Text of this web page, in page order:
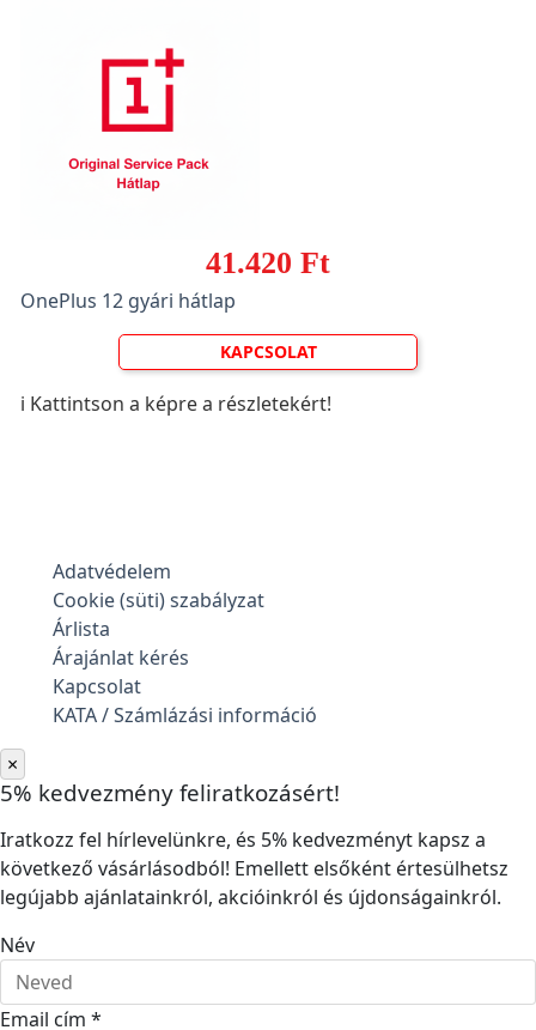
41.420 Ft
OnePlus 12 gyári hátlap
KAPCSOLAT
ℹ️ Kattintson a képre a részletekért!
Adatvédelem
Cookie (süti) szabályzat
Árlista
Árajánlat kérés
Kapcsolat
KATA / Számlázási információ
×
5% kedvezmény feliratkozásért!
Iratkozz fel hírlevelünkre, és 5% kedvezményt kapsz a
következő vásárlásodból! Emellett elsőként értesülhetsz
legújabb ajánlatainkról, akcióinkról és újdonságainkról.
Név
Email cím *